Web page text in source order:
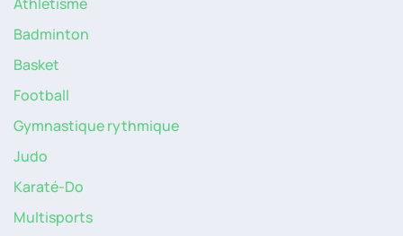
Athlétisme
Badminton
Basket
Football
Gymnastique rythmique
Judo
Karaté-Do
Multisports